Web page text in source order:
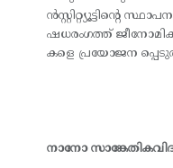
ന്‍സ്റ്റിറ്റ്യൂട്ടിന്റെ
ഷധരംഗത്ത്
കളെ പ്രയോജന
നാനോ